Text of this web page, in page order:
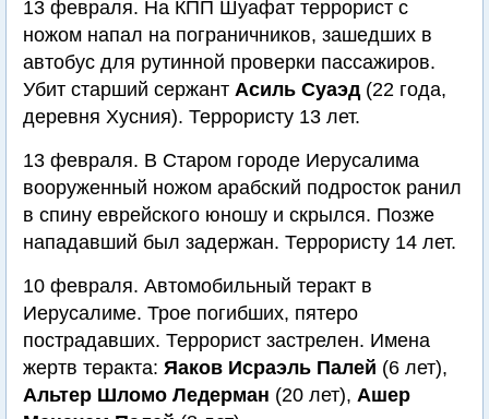
13 февраля. На КПП Шуафат террорист с
ножом напал на пограничников, зашедших в
автобус для рутинной проверки пассажиров.
Убит старший сержант Асиль Суаэд(22 года,
деревня Хусния). Террористу 13 лет.
13 февраля. В Старом городе Иерусалима
вооруженный ножом арабский подросток ранил
в спину еврейского юношу и скрылся. Позже
нападавший был задержан. Террористу 14 лет.
10 февраля. Автомобильный теракт в
Иерусалиме. Трое погибших, пятеро
пострадавших. Террорист застрелен. Имена
жертв теракта: Яаков Исраэль Палей (6 лет),
Альтер Шломо Ледерман (20 лет), Ашер